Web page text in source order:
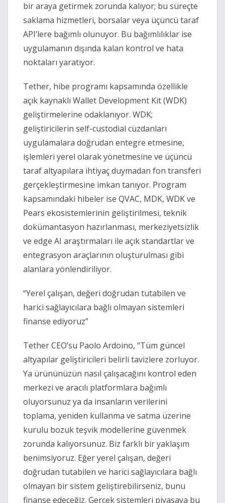
bir araya getirmek zorunda kalıyor; bu süreçte
saklama hizmetleri, borsalar veya üçüncü taraf
API’lere bağımlı olunuyor. Bu bağımlılıklar ise
uygulamanın dışında kalan kontrol ve hata
noktaları yaratıyor.
Tether, hibe programı kapsamında özellikle
açık kaynaklı Wallet Development Kit (WDK)
geliştirmelerine odaklanıyor. WDK;
geliştiricilerin self-custodial cüzdanları
uygulamalara doğrudan entegre etmesine,
işlemleri yerel olarak yönetmesine ve üçüncü
taraf altyapılara ihtiyaç duymadan fon transferi
gerçekleştirmesine imkan tanıyor. Program
kapsamındaki hibeler ise QVAC, MDK, WDK ve
Pears ekosistemlerinin geliştirilmesi, teknik
dokümantasyon hazırlanması, merkeziyetsizlik
ve edge AI araştırmaları ile açık standartlar ve
entegrasyon araçlarının oluşturulması gibi
alanlara yönlendiriliyor.
“Yerel çalışan, değeri doğrudan tutabilen ve
harici sağlayıcılara bağlı olmayan sistemleri
finanse ediyoruz”
Tether CEO’su Paolo Ardoino, “Tüm güncel
altyapılar geliştiricileri belirli tavizlere zorluyor.
Ya ürününüzün nasıl çalışacağını kontrol eden
merkezi ve aracılı platformlara bağımlı
oluyorsunuz ya da insanların verilerini
toplama, yeniden kullanma ve satma üzerine
kurulu bozuk teşvik modellerine güvenmek
zorunda kalıyorsunuz. Biz farklı bir yaklaşım
benimsiyoruz. Eğer yerel çalışan, değeri
doğrudan tutabilen ve harici sağlayıcılara bağlı
olmayan bir sistem geliştirebilirseniz, bunu
finanse edeceğiz. Gerçek sistemleri piyasaya bu